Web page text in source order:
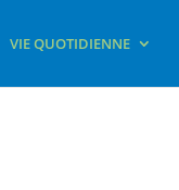
VIE QUOTIDIENNE